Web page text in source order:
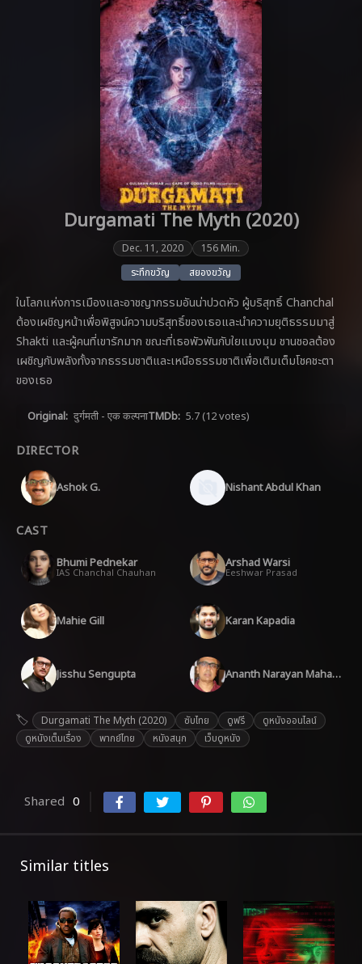
Durgamati The Myth (2020)
Dec. 11, 2020
156 Min.
ระทึกขวัญ
สยองขวัญ
ในโลกแห่งการเมืองและอาชญากรรมอันน่าปวดหัว ผู้บริสุทธิ์ Chanchal
ต้องเผชิญหน้าเพื่อพิสูจน์ความบริสุทธิ์ของเธอและนำความยุติธรรมมาสู่
Shakti และผู้คนที่เขารักมาก ขณะที่เธอพัวพันกับใยแมงมุม ชานชอลต้อง
เผชิญกับพลังทั้งจากธรรมชาติและเหนือธรรมชาติเพื่อเติมเต็มโชคชะตา
ของเธอ
Original: दुर्गमती - एक कल्पनाTMDb: 5.7 (12 votes)
DIRECTOR
Ashok G. Nishant Abdul Khan
CAST
Bhumi Pednekar
IAS Chanchal Chauhan
Arshad Warsi
Eeshwar Prasad
Mahie Gill Karan Kapadia
Jisshu Sengupta Ananth Narayan Mahadevan
Durgamati The Myth (2020) ซับไทย ดูฟรี
ดูหนังออนไลน์
ดูหนังเต็มเรื่อง
พากย์ไทย หนังสนุก เว็บดูหนัง
Shared 0
Similar titles